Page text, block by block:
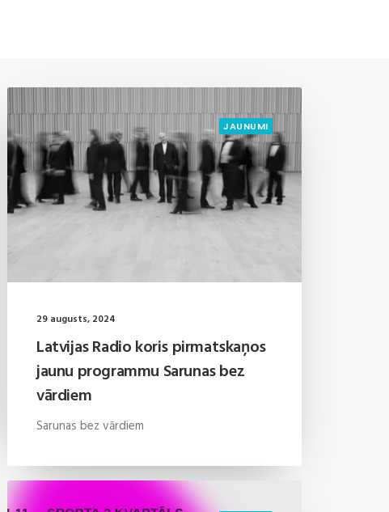
JAUNUMI
29 augusts, 2024
Latvijas Radio koris pirmatskaņos
jaunu programmu Sarunas bez
vārdiem
Sarunas bez vārdiem